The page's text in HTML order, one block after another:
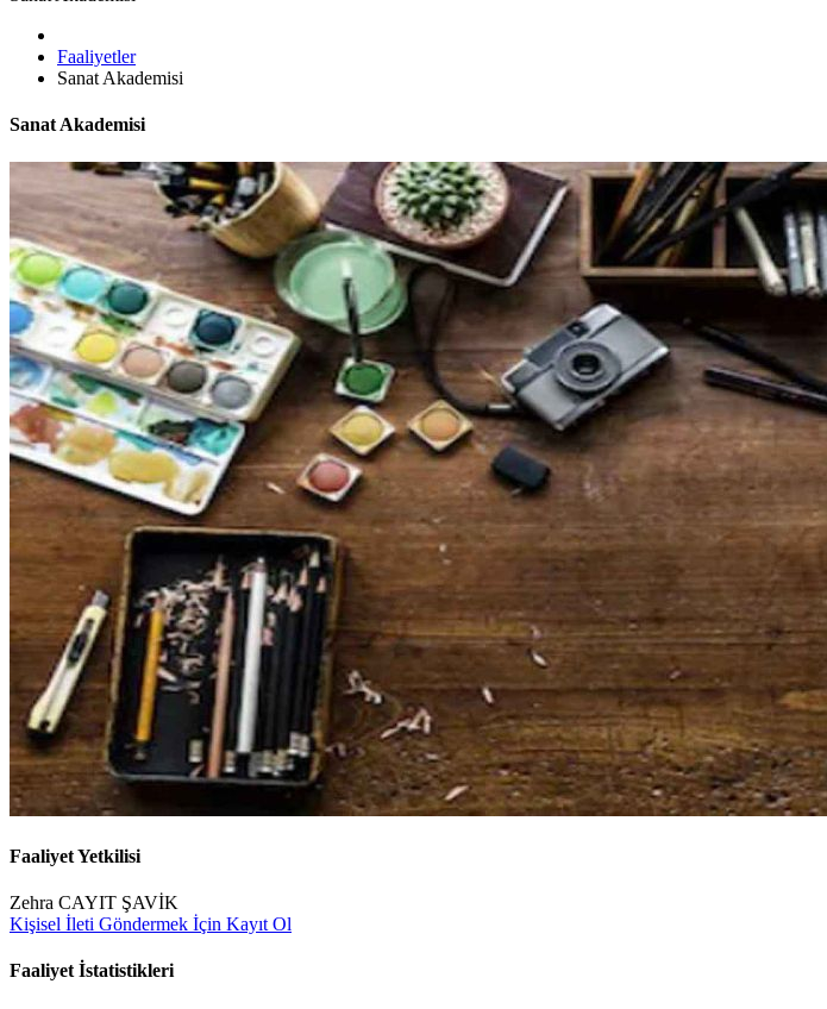
Faaliyetler
Sanat Akademisi
Sanat Akademisi
Faaliyet Yetkilisi
Zehra CAYIT ŞAVİK
Kişisel İleti Göndermek İçin Kayıt Ol
Faaliyet İstatistikleri